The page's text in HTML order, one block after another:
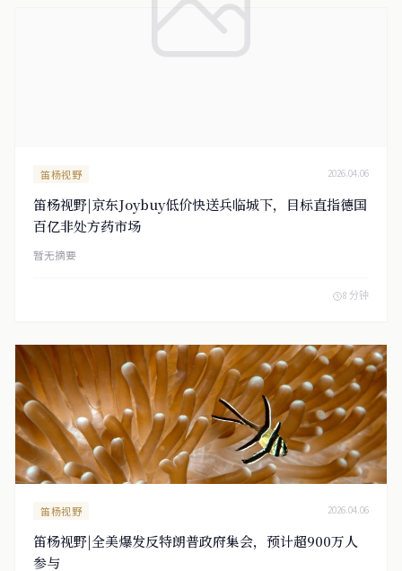
笛杨视野 2026.04.06
笛杨视野|京东Joybuy低价快送兵临城下，目标直指德国
百亿非处方药市场
暂无摘要
8 分钟
笛杨视野 2026.04.06
笛杨视野|全美爆发反特朗普政府集会，预计超900万人
参与